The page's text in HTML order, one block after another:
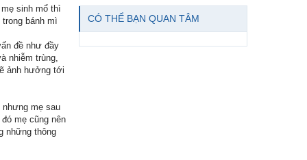
sinh mổ thì
bánh mì
đề như đầy
nhiễm trùng,
ảnh hưởng tới
mẹ sau
mẹ cũng nên
những thông
CÓ THỂ BẠN QUAN TÂM